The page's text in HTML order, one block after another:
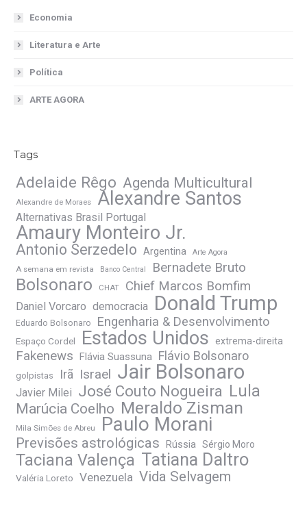
Economia
Literatura e Arte
Política
ARTE AGORA
Tags
Adelaide Rêgo Agenda Multicultural
Alexandre de Moraes Alexandre Santos
Alternativas Brasil Portugal
Amaury Monteiro Jr.
Antonio Serzedelo Argentina Arte Agora
A semana em revista Banco Central Bernadete Bruto
Bolsonaro CHAT Chief Marcos Bomfim
Daniel Vorcaro democracia Donald Trump
Eduardo Bolsonaro Engenharia & Desenvolvimento
Espaço Cordel Estados Unidos extrema-direita
Fakenews Flávia Suassuna Flávio Bolsonaro
golpistas Irã Israel Jair Bolsonaro
Javier Milei José Couto Nogueira Lula
Marúcia Coelho Meraldo Zisman
Mila Simões de Abreu Paulo Morani
Previsões astrológicas Rússia Sérgio Moro
Taciana Valença Tatiana Daltro
Valéria Loreto Venezuela Vida Selvagem